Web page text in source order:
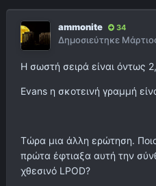
ammonite 34
Δημοσιεύτηκε
Η σωστή σειρά είναι όντως
Evans η σκοτεινή γραμμή
Τώρα μια άλλη ερώτηση.
πρώτα έφτιαξα αυτή την
χθεσινό LPOD?